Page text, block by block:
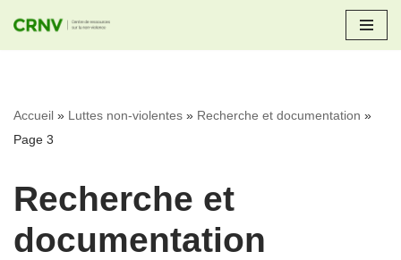
Aller
Accueil » Luttes non-violentes » Recherche et documentation »
Page 3
Recherche et
documentation